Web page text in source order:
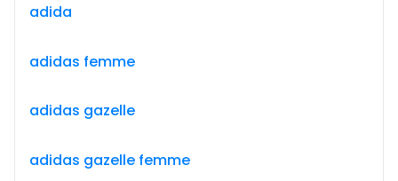
adida
adidas femme
adidas gazelle
adidas gazelle femme